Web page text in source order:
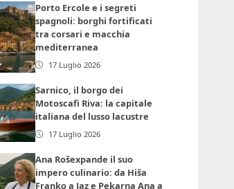
Porto Ercole e i segreti
spagnoli: borghi fortificati
tra corsari e macchia
mediterranea
17 Luglio 2026
Sarnico, il borgo dei
Motoscafi Riva: la capitale
italiana del lusso lacustre
17 Luglio 2026
Ana Rošexpande il suo
impero culinario: da Hiša
Franko a Jaz e Pekarna Ana a